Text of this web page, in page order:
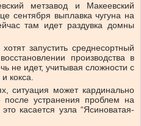
метзавод и Макеевский
сентября выплавка чугуна на
там идет раздувка домны
запустить среднесортный
производства в
не идет, учитывая сложности с
кокса.
ситуация может кардинально
после устранения проблем на
касается узла “Ясиноватая-